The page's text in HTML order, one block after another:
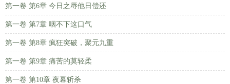
第一卷 第6章 今日之辱他日偿还
第一卷 第7章 咽不下这口气
第一卷 第8章 疯狂突破，聚元九重
第一卷 第9章 痛苦的莫轻柔
第一卷 第10章 夜幕斩杀